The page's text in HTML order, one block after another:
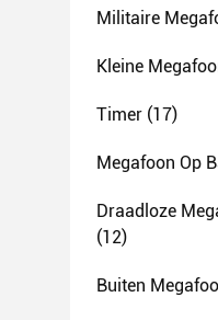
Militaire
Kleine
Timer (17)
Megafoon Op
Draadloze
(12)
Buiten